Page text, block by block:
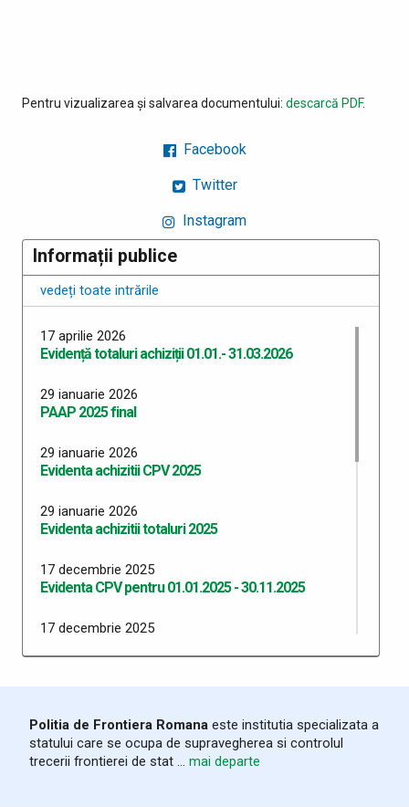
Pentru vizualizarea și salvarea documentului: descarcă PDF.
Facebook
Twitter
Instagram
Informații publice
vedeți toate intrările
17 aprilie 2026
Evidență totaluri achiziții 01.01.- 31.03.2026
29 ianuarie 2026
PAAP 2025 final
29 ianuarie 2026
Evidenta achizitii CPV 2025
29 ianuarie 2026
Evidenta achizitii totaluri 2025
17 decembrie 2025
Evidenta CPV pentru 01.01.2025 - 30.11.2025
17 decembrie 2025
16 decembrie 2025
Evidența CPV pentru 01.01.2025-30.09.2025
Politia de Frontiera Romana este institutia specializata a
statului care se ocupa de supravegherea si controlul
trecerii frontierei de stat ... mai departe